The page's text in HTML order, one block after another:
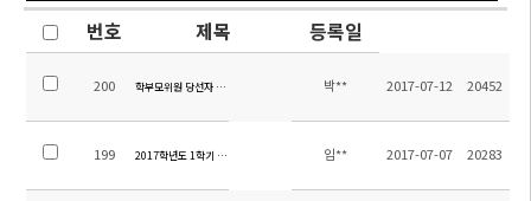
번호 제목 등록일
200 학부모위원 당선자 확정 공고 박** 2017-07-12 20452
199 2017학년도 1학기 소주한국학교 만족도 조사 결과
임** 2017-07-07 20283